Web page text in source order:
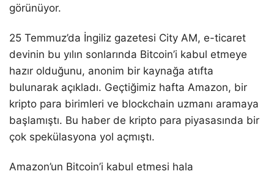
görünüyor.
25 Temmuz’da İngiliz gazetesi City AM, e-ticaret
devinin bu yılın sonlarında Bitcoin’i kabul etmeye
hazır olduğunu, anonim bir kaynağa atıfta
bulunarak açıkladı. Geçtiğimiz hafta Amazon, bir
kripto para birimleri ve blockchain uzmanı aramaya
başlamıştı. Bu haber de kripto para piyasasında bir
çok spekülasyona yol açmıştı.
Amazon’un Bitcoin’i kabul etmesi hala